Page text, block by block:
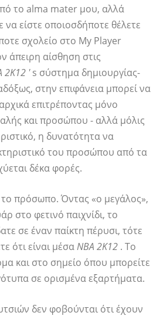
το alma mater μου, αλλά
να είστε οποιοσδήποτε θέλετε
σχολείο στο My Player
άπειρη αίσθηση στις
2Κ12 's σύστημα δημιουργίας-
στην επιφάνεια μπορεί να
επιτρέποντας μόνο
και προσώπου - αλλά μόλις
η δυνατότητα να
του προσώπου από τα
δέκα φορές.
πρόσωπο. Όντας «ο μεγάλος»,
στο φετινό παιχνίδι, το
σε έναν παίκτη πέρυσι, τότε
ότι είναι μέσαΝΒΑ 2Κ12 . Το
και στο σημείο όπου μπορείτε
σε ορισμένα εξαρτήματα.
δεν φοβούνται ότι έχουν